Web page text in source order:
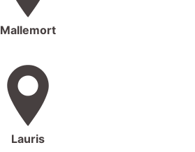
Mallemort
Lauris